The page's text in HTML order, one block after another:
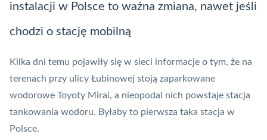
instalacji w Polsce to ważna zmiana, nawet jeśli
chodzi o stację mobilną
Kilka dni temu pojawiły się w sieci informacje o tym, że na
terenach przy ulicy Łubinowej stoją zaparkowane
wodorowe Toyoty Mirai, a nieopodal nich powstaje stacja
tankowania wodoru. Byłaby to pierwsza taka stacja w
Polsce.